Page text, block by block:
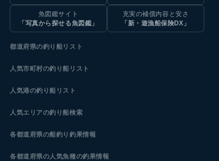
魚図鑑サイト
「写真から探せる魚図鑑」
充実の補償内容と安さ
「新・遊漁船保険DX」
都道府県の釣り船リスト
人気市町村の釣り船リスト
人気港の釣り船リスト
人気エリアの釣り船検索
各都道府県の船釣り釣果情報
各都道府県の人気魚種の釣果情報